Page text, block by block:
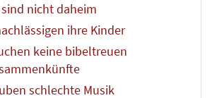
nicht daheim
ihre Kinder
keine bibeltreuen
schlechte Musik